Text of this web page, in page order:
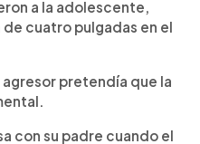
a la adolescente,
cuatro pulgadas en el
pretendía que la
con su padre cuando el